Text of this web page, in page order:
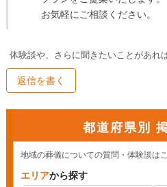
お気軽にご相談ください。
体験談や、さらに聞きたいことがあれ
返信を書く
都道府県別
地域の葬儀についての質問・体験談は
エリアから探す